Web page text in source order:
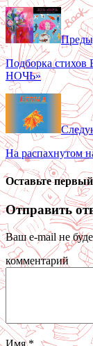
Подборка
НОЧЬ»
На распахнутом
Оставьте
Отправить
Ваш e-mail не
комментарий
Имя*